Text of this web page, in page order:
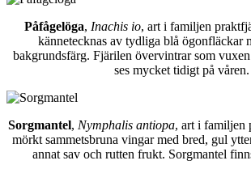
Påfågelöga, Inachis io, art i familjen
kännetecknas av tydliga blå ögonfläckar
bakgrundsfärg. Fjärilen övervintrar som
ses mycket tidigt på våren.
Sorgmantel, Nymphalis antiopa, art i familjen
mörkt sammetsbruna vingar med bred, gul
annat sav och rutten frukt. Sorgmantel